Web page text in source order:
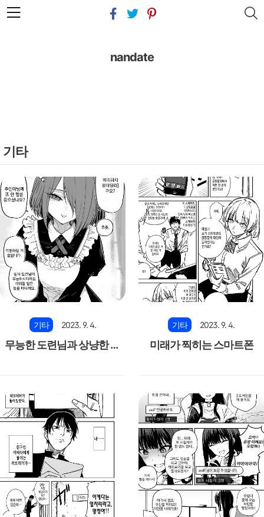
본문 바로가기
nandate
기타
기타 2023. 9. 4.
무능한 도련님과 상냥한 메
기타 2023. 9. 4.
미래가 찍히는 스마트폰